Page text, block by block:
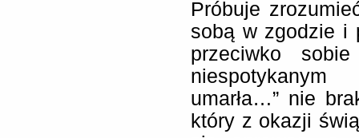
Próbuje
sobą w zgodzie i
przeciwko
umarła…” nie
który z okazji